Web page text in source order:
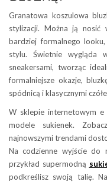
Granatowa koszulowa
stylizacji. Można ją nosić
bardziej formalnego
stylu. Świetnie wygląda
sneakersami, tworząc
formalniejsze okazje,
spódnicą i klasycznymi
W sklepie internetowym
modele sukienek.
najnowszymi trendami
Na codzienne wyjście do
przykład supermodną
podkreślisz swoją talię.